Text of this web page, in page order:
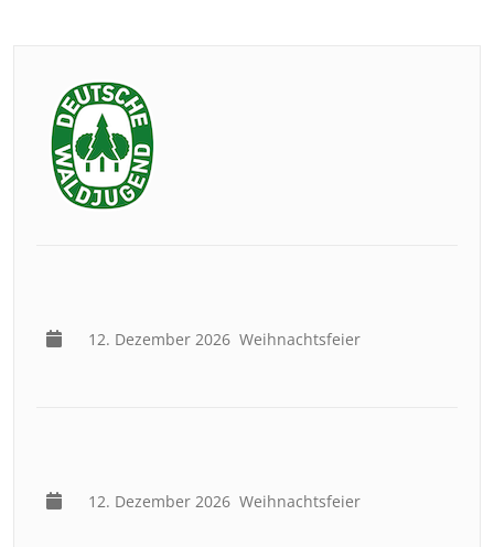
12. Dezember 2026 Weihnachtsfeier
12. Dezember 2026 Weihnachtsfeier